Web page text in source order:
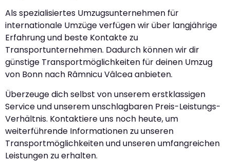
Als spezialisiertes Umzugsunternehmen für
internationale Umzüge verfügen wir über langjährige
Erfahrung und beste Kontakte zu
Transportunternehmen. Dadurch können wir dir
günstige Transportmöglichkeiten für deinen Umzug
von Bonn nach Râmnicu Vâlcea anbieten.
Überzeuge dich selbst von unserem erstklassigen
Service und unserem unschlagbaren Preis-Leistungs-
Verhältnis. Kontaktiere uns noch heute, um
weiterführende Informationen zu unseren
Transportmöglichkeiten und unseren umfangreichen
Leistungen zu erhalten.